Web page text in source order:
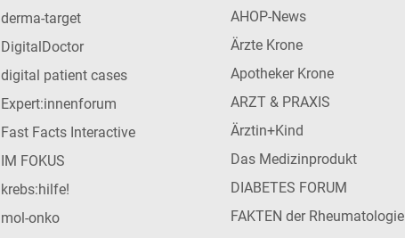
derma-target
DigitalDoctor
digital patient cases
Expert:innenforum
Fast Facts Interactive
IM FOKUS
krebs:hilfe!
mol-onko
AHOP-News
Ärzte Krone
Apotheker Krone
ARZT & PRAXIS
Ärztin+Kind
Das Medizinprodukt
DIABETES FORUM
FAKTEN der Rheumatologie